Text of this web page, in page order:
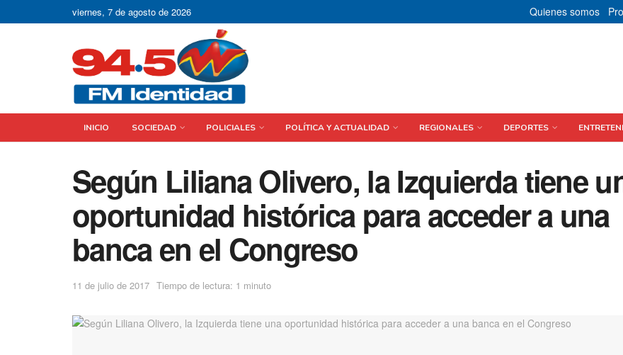
viernes, 7 de agosto de 2026 Quienes somos
INICIO SOCIEDAD POLICIALES POLÍTICA Y ACTUALIDAD REGIONALES DEPORTES
Según Liliana Olivero, la Izquierda tiene
oportunidad histórica para acceder a una
banca en el Congreso
11 de julio de 2017 Tiempo de lectura: 1 minuto